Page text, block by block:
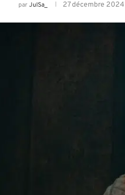
parJulSa_ 27 décembre 2024